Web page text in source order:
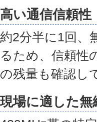
高い通信信頼性
約2分半に1回、
るため、信頼性
の残量も確認し
現場に適した無